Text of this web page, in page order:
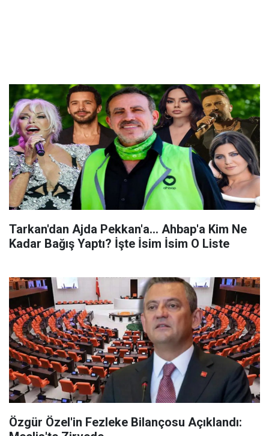
Tarkan'dan Ajda Pekkan'a... Ahbap'a Kim Ne
Kadar Bağış Yaptı? İşte İsim İsim O Liste
Özgür Özel'in Fezleke Bilançosu Açıklandı: